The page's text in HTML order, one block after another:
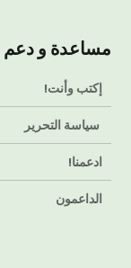
مساعدة و دعم
إكتب وأنت!
سياسة التحرير
ادعمنا!
الداعمون